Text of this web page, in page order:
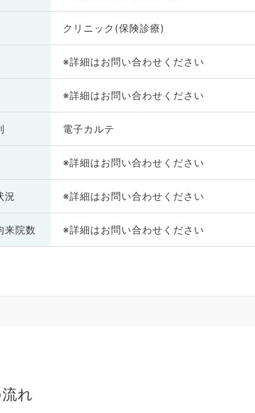
クリニック(保険診療)
※詳細はお問い合わせください
※詳細はお問い合わせください
電子カルテ
※詳細はお問い合わせください
況 ※詳細はお問い合わせください
来院数 ※詳細はお問い合わせください
れ